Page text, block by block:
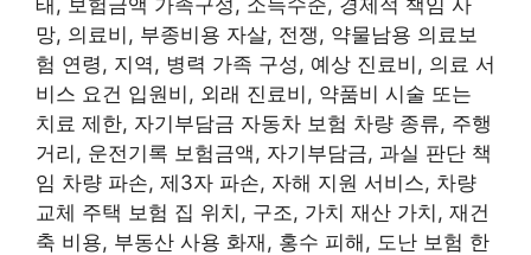
망, 의료비, 부종비용 자살, 전쟁, 약물남용 의료보
험 연령, 지역, 병력 가족 구성, 예상 진료비, 의료 서
비스 요건 입원비, 외래 진료비, 약품비 시술 또는
치료 제한, 자기부담금 자동차 보험 차량 종류, 주행
거리, 운전기록 보험금액, 자기부담금, 과실 판단 책
임 차량 파손, 제3자 파손, 자해 지원 서비스, 차량
교체 주택 보험 집 위치, 구조, 가치 재산 가치, 재건
축 비용, 부동산 사용 화재, 홍수 피해, 도난 보험 한